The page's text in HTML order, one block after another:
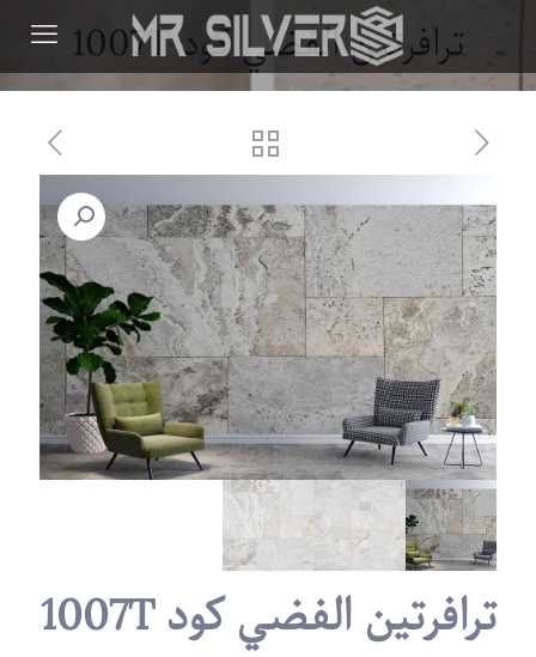
ترافرتین الفضي کود 1007T
ترافرتین الفضي کود 1007T